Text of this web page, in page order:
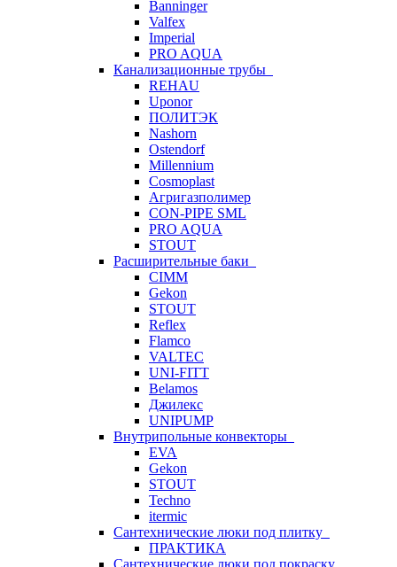
Banninger
Valfex
Imperial
PRO AQUA
Канализационные трубы
REHAU
Uponor
ПОЛИТЭК
Nashorn
Ostendorf
Millennium
Cosmoplast
Агригазполимер
CON-PIPE SML
PRO AQUA
STOUT
Расширительные баки
CIMM
Gekon
STOUT
Reflex
Flamco
VALTEC
UNI-FITT
Belamos
Джилекс
UNIPUMP
Внутрипольные конвекторы
EVA
Gekon
STOUT
Techno
itermic
Сантехнические люки под плитку
ПРАКТИКА
Сантехнические люки под покраску